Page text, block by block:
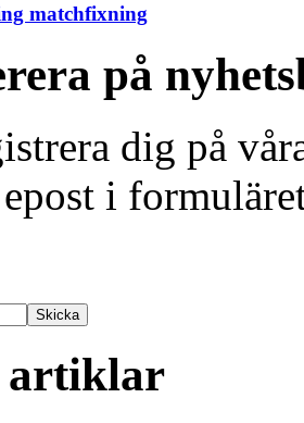
matchfixning
på
dig på
i
artiklar